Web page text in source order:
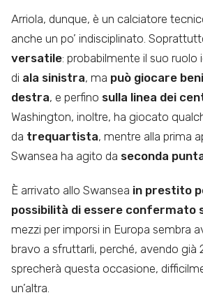
Arriola, dunque, è un calciatore
anche un po’ indisciplinato.
versatile: probabilmente il suo ruolo
di ala sinistra, ma può giocare
destra, e perfino sulla linea dei
Washington, inoltre, ha giocato
da trequartista, mentre alla prima
Swansea ha agito da seconda
È arrivato allo Swansea in prestito
possibilità di essere confermato
mezzi per imporsi in Europa sembra
bravo a sfruttarli, perché, avendo già
sprecherà questa occasione,
un’altra.